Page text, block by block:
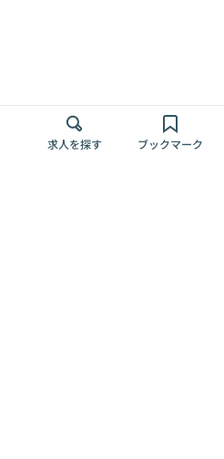
求人を探す ブックマーク